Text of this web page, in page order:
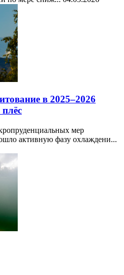
в 2025–2026
мер
активную фазу охлаждени...